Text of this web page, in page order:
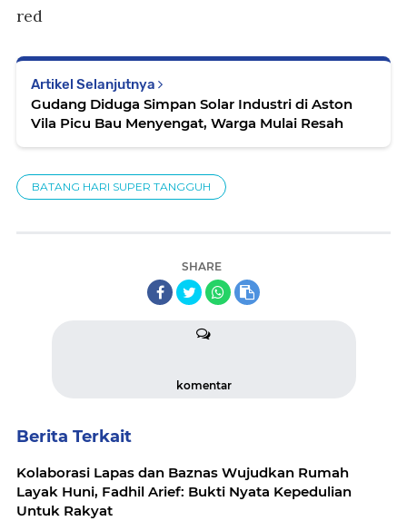
red
Artikel Selanjutnya
Gudang Diduga Simpan Solar Industri di Aston
Vila Picu Bau Menyengat, Warga Mulai Resah
BATANG HARI SUPER TANGGUH
SHARE
komentar
Berita Terkait
Kolaborasi Lapas dan Baznas Wujudkan Rumah
Layak Huni, Fadhil Arief: Bukti Nyata Kepedulian
Untuk Rakyat